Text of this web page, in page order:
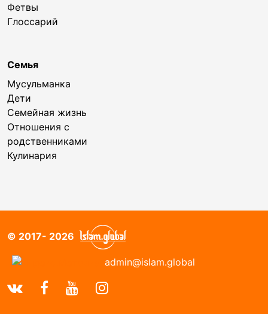
Фетвы
Глоссарий
Семья
Мусульманка
Дети
Семейная жизнь
Отношения с
родственниками
Кулинария
© 2017- 2026
admin@islam.global